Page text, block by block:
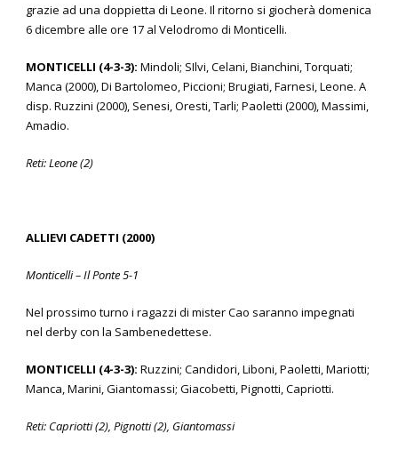
grazie ad una doppietta di Leone. Il ritorno si giocherà domenica
6 dicembre alle ore 17 al Velodromo di Monticelli.
MONTICELLI (4-3-3): Mindoli; SIlvi, Celani, Bianchini, Torquati;
Manca (2000), Di Bartolomeo, Piccioni; Brugiati, Farnesi, Leone. A
disp. Ruzzini (2000), Senesi, Oresti, Tarli; Paoletti (2000), Massimi,
Amadio.
Reti: Leone (2)
ALLIEVI CADETTI (2000)
Monticelli – Il Ponte 5-1
Nel prossimo turno i ragazzi di mister Cao saranno impegnati
nel derby con la Sambenedettese.
MONTICELLI (4-3-3): Ruzzini; Candidori, Liboni, Paoletti, Mariotti;
Manca, Marini, Giantomassi; Giacobetti, Pignotti, Capriotti.
Reti: Capriotti (2), Pignotti (2), Giantomassi